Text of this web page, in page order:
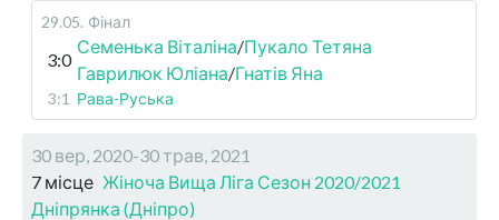
29.05. Фінал
3:0
Семенька Віталіна/Пукало Тетяна
Гаврилюк Юліана/Гнатів Яна
3:1 Рава-Руська
30 вер, 2020-30 трав, 2021
7 місце Жіноча Вища Ліга Сезон 2020/2021
Дніпрянка (Дніпро)